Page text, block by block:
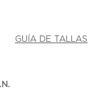
GUÍA DE TALLAS